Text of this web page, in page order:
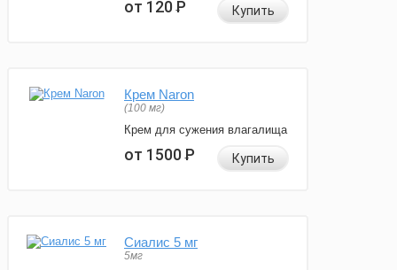
от 120Р Купить
Крем Naron
(100 мг)
Крем для сужения влагалища
от 1500Р Купить
Сиалис 5 мг
5мг